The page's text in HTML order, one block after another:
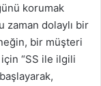
korumak
zaman dolaylı bir
bir müşteri
“SS ile ilgili